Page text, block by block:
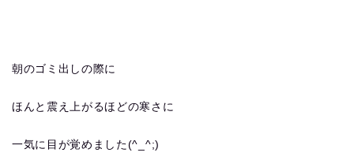
朝のゴミ出しの際に
ほんと震え上がるほどの寒さに
一気に目が覚めました(^_^;)